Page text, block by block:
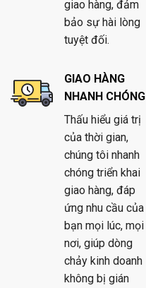
giao hàng, đảm
bảo sự hài lòng
tuyệt đối.
GIAO HÀNG
NHANH CHÓNG
Thấu hiểu giá trị
của thời gian,
chúng tôi nhanh
chóng triển khai
giao hàng, đáp
ứng nhu cầu của
bạn mọi lúc, mọi
nơi, giúp dòng
chảy kinh doanh
không bị gián